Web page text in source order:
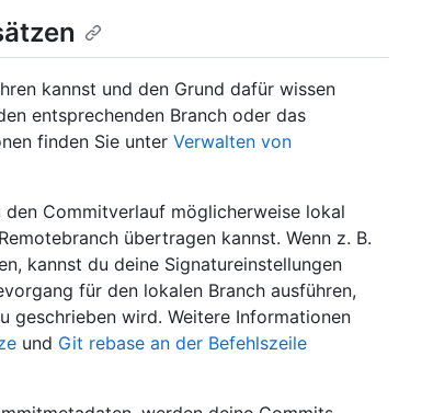
kannst und den Grund dafür wissen
entsprechenden Branch oder das
finden Sie unter Verwalten von
Commitverlauf möglicherweise lokal
übertragen kannst. Wenn z. B.
kannst du deine Signatureinstellungen
für den lokalen Branch ausführen,
geschrieben wird. Weitere Informationen
und Git rebase an der Befehlszeile